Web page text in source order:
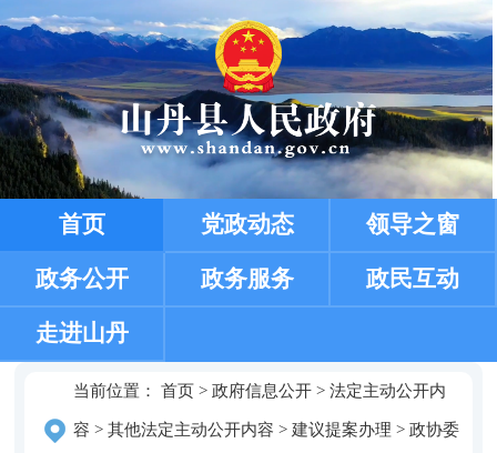
首页 党政动态 领导之窗
政务公开 政务服务 政民互动
走进山丹
当前位置： 首页> 政府信息公开> 法定主动公开内
容 > 其他法定主动公开内容 > 建议提案办理 > 政协委